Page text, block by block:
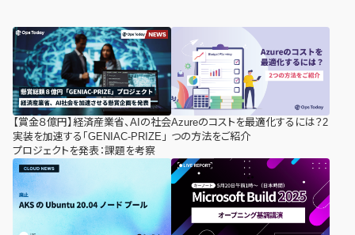
【賞金８億円】経済産業省、AIの社会
実装を加速する「GENIAC-PRIZE」
プロジェクトを発表：課題を考察
Azureのコストを最適化するには？2
つの方法をご紹介